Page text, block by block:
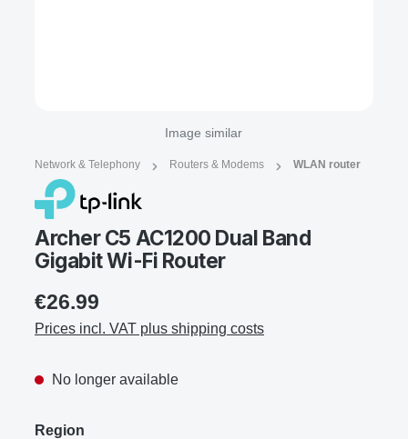
Image similar
Network & Telephony Routers & Modems WLAN router
Archer C5 AC1200 Dual Band
Gigabit Wi-Fi Router
€26.99
Prices incl. VAT plus shipping costs
No longer available
Region